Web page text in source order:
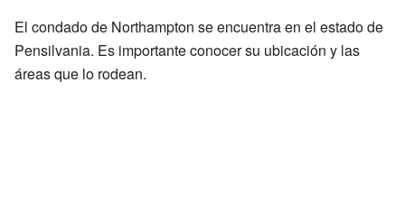
El condado de Northampton se encuentra en el estado de
Pensilvania. Es importante conocer su ubicación y las
áreas que lo rodean.